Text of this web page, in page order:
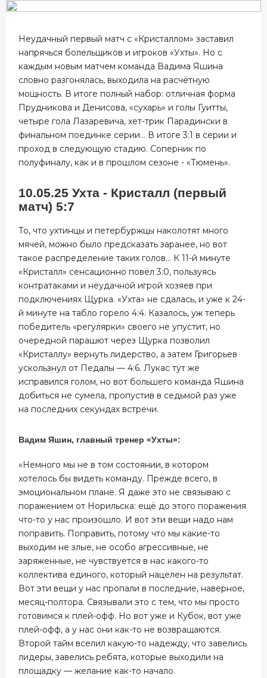
Неудачный первый матч с «Кристаллом» заставил
напрячься болельщиков и игроков «Ухты». Но с
каждым новым матчем команда Вадима Яшина
словно разгонялась, выходила на расчётную
мощность. В итоге полный набор: отличная форма
Прудникова и Денисова, «сухарь» и голы Гуитты,
четыре гола Лазаревича, хет-трик Парадински в
финальном поединке серии… В итоге 3:1 в серии и
проход в следующую стадию. Соперник по
полуфиналу, как и в прошлом сезоне - «Тюмень».
10.05.25 Ухта - Кристалл (первый
матч) 5:7
То, что ухтинцы и петербуржцы наколотят много
мячей, можно было предсказать заранее, но вот
такое распределение таких голов… К 11-й минуте
«Кристалл» сенсационно повёл 3:0, пользуясь
контратаками и неудачной игрой хозяев при
подключениях Щурка. «Ухта» не сдалась, и уже к 24-
й минуте на табло горело 4:4. Казалось, уж теперь
победитель «регулярки» своего не упустит, но
очередной парашют через Щурка позволил
«Кристаллу» вернуть лидерство, а затем Григорьев
ускользнул от Педалы — 4:6. Лукас тут же
исправился голом, но вот большего команда Яшина
добиться не сумела, пропустив в седьмой раз уже
на последних секундах встречи.
Вадим Яшин, главный тренер «Ухты»:
«Немного мы не в том состоянии, в котором
хотелось бы видеть команду. Прежде всего, в
эмоциональном плане. Я даже это не связываю с
поражением от Норильска: ещё до этого поражения
что-то у нас произошло. И вот эти вещи надо нам
поправить. Поправить, потому что мы какие-то
выходим не злые, не особо агрессивные, не
заряженные, не чувствуется в нас какого-то
коллектива единого, который нацелен на результат.
Вот эти вещи у нас пропали в последние, наверное,
месяц-полтора. Связывали это с тем, что мы просто
готовимся к плей-офф. Но вот уже и Кубок, вот уже
плей-офф, а у нас они как-то не возвращаются.
Второй тайм вселил какую-то надежду, что завелись
лидеры, завелись ребята, которые выходили на
площадку — желание как-то начало